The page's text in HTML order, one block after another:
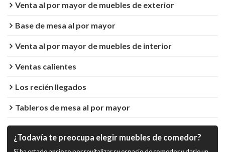
Venta al por mayor de muebles de exterior
Base de mesa al por mayor
Venta al por mayor de muebles de interior
Ventas calientes
Los recién llegados
Tableros de mesa al por mayor
¿Todavía te preocupa elegir muebles de comedor?